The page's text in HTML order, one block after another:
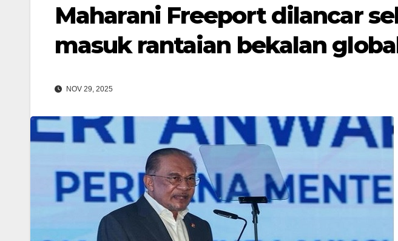
Maharani Freeport dilancar
masuk rantaian bekalan
NOV 29, 2025